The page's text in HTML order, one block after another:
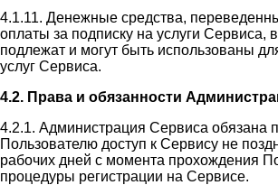
4.1.11. Денежные средства,
оплаты за подписку на услуги Сервиса,
подлежат и могут быть использованы
услуг Сервиса.
4.2. Права и обязанности
4.2.1. Администрация Сервиса обязана
Пользователю доступ к Сервису не
рабочих дней с момента прохождения
процедуры регистрации на Сервисе.